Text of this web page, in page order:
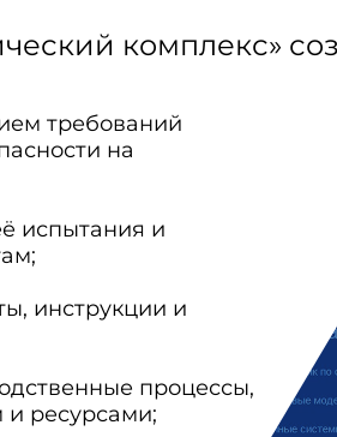
комплекс»
требований
на
испытания и
инструкции и
процессы,
ресурсами;